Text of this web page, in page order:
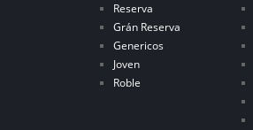
Reserva
Grán Reserva
Genericos
Joven
Roble